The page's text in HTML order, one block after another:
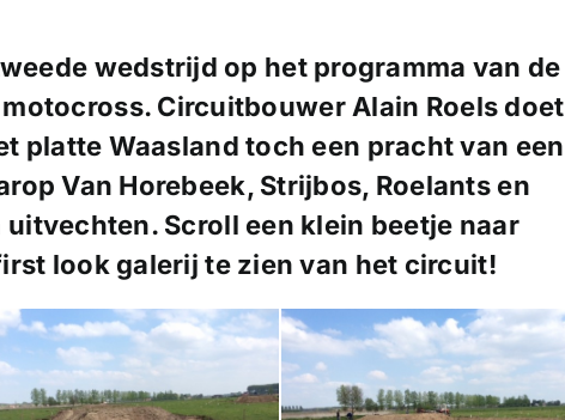
wedstrijd op het programma van de
. Circuitbouwer Alain Roels doet
platte Waasland toch een pracht van een
Van Horebeek, Strijbos, Roelants en
Scroll een klein beetje naar
look galerij te zien van het circuit!